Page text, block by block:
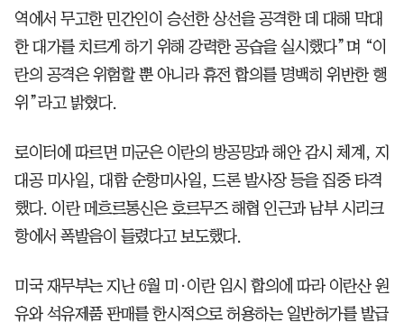
역에서 무고한 민간인이 승선한 상선을 공격한 데 대해 막대
한 대가를 치르게 하기 위해 강력한 공습을 실시했다”며 “이
란의 공격은 위험할 뿐 아니라 휴전 합의를 명백히 위반한 행
위”라고 밝혔다.
로이터에 따르면 미군은 이란의 방공망과 해안 감시 체계, 지
대공 미사일, 대함 순항미사일, 드론 발사장 등을 집중 타격
했다. 이란 메흐르통신은 호르무즈 해협 인근과 남부 시리크
항에서 폭발음이 들렸다고 보도했다.
미국 재무부는 지난 6월 미·이란 임시 합의에 따라 이란산 원
유와 석유제품 판매를 한시적으로 허용하는 일반허가를 발급